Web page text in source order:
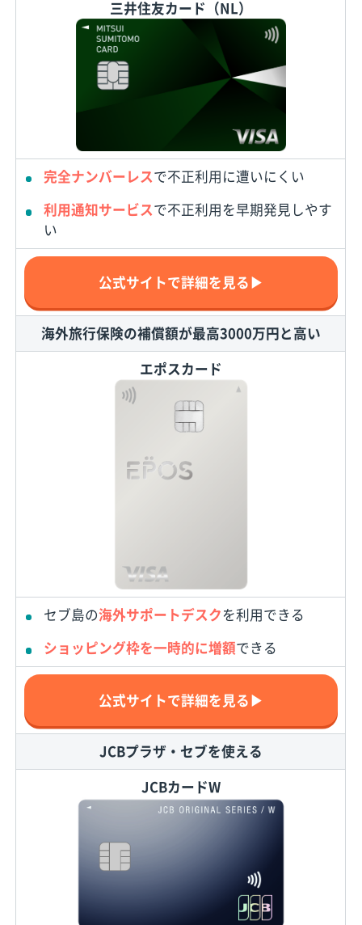
三井住友カード（NL）
完全ナンバーレスで不正利用に遭いにくい
利用通知サービスで不正利用を早期発見しやす
い
公式サイトで詳細を見る▶
海外旅行保険の補償額が最高3000万円と高い
エポスカード
セブ島の海外サポートデスクを利用できる
ショッピング枠を一時的に増額できる
公式サイトで詳細を見る▶
JCBプラザ・セブを使える
JCBカードW